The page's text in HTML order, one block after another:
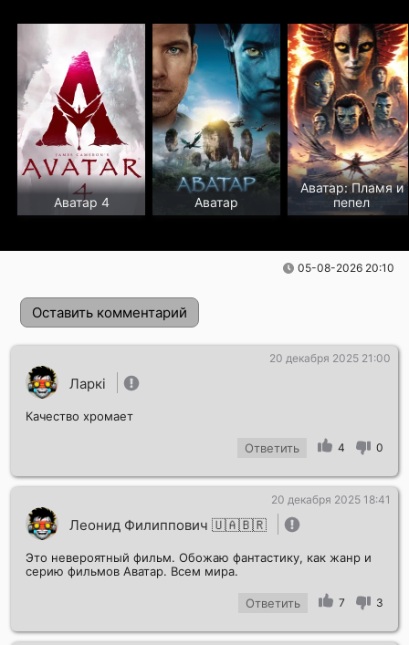
Аватар 4 Аватар
Аватар: Пламя и
пепел
05-08-2026 20:10
Оставить комментарий
Отправить!
Ларкі
20 декабря 2025 21:00
Качество хромает
Ответить 4 0
Леонид Филиппович 🇺🇦🇧🇷
20 декабря 2025 18:41
Это невероятный фильм. Обожаю фантастику, как жанр и
серию фильмов Аватар. Всем мира.
Ответить 7 3